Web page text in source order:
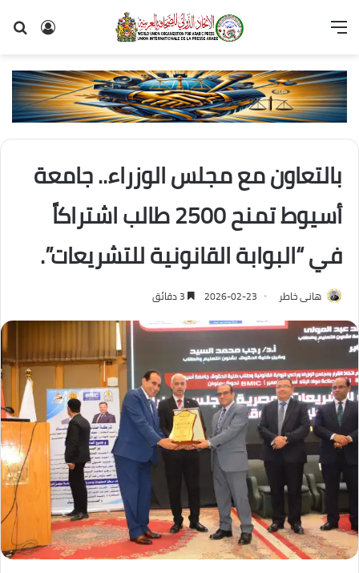
تسجيل
القائمة
بالتعاون مع مجلس الوزراء.. جامعة
أسيوط تمنح 2500 طالب اشتراكاً
في “البوابة القانونية للتشريعات”.
هانى خاطر 2026-02-23